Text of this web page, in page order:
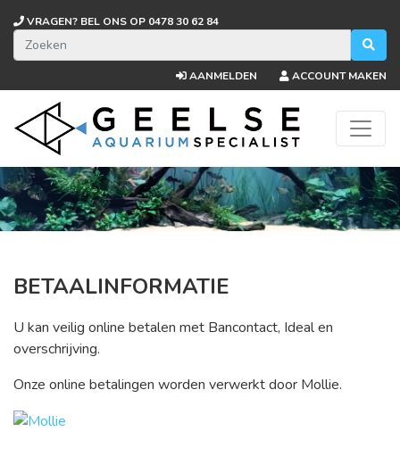
VRAGEN? BEL ONS OP 0478 30 62 84
AANMELDEN ACCOUNT MAKEN
BETAALINFORMATIE
U kan veilig online betalen met Bancontact, Ideal en
overschrijving.
Onze online betalingen worden verwerkt door Mollie.